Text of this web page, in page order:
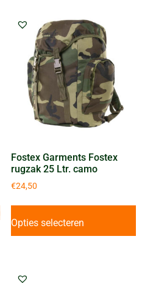
Fostex Garments Fostex
rugzak 25 Ltr. camo
€24,50
Opties selecteren